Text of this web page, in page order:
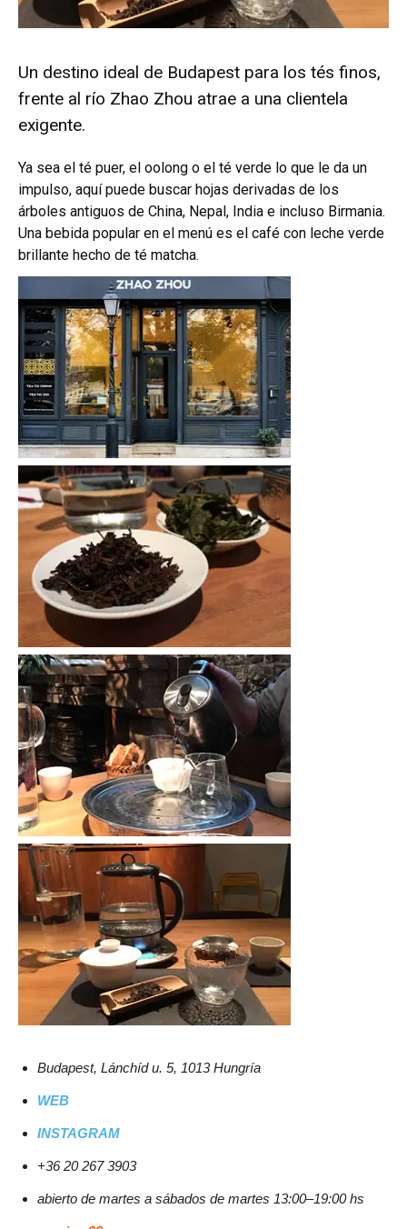
Un destino ideal de Budapest para los tés finos,
frente al río Zhao Zhou atrae a una clientela
exigente.
Ya sea el té puer, el oolong o el té verde lo que le da un
impulso, aquí puede buscar hojas derivadas de los
árboles antiguos de China, Nepal, India e incluso Birmania.
Una bebida popular en el menú es el café con leche verde
brillante hecho de té matcha.
Budapest, Lánchíd u. 5, 1013 Hungría
WEB
INSTAGRAM
+36 20 267 3903
abierto de martes a sábados de martes 13:00–19:00 hs